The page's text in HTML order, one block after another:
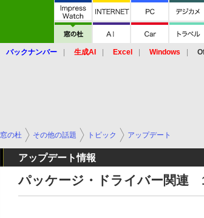
バックナンバー 生成AI Excel Windows
窓の杜 その他の話題 トピック アップデート
アップデート情報
パッケージ・ドライバー関